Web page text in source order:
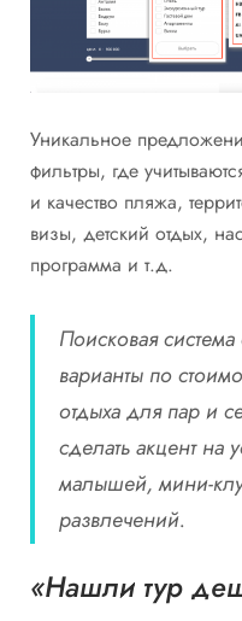
Уникальное
фильтры, где
и качество пляжа,
визы, детский отдых,
программа и т.д.
Поисковая
варианты по
отдыха для пар и
сделать акцент на
малышей, мини-
развлечений.
«Нашли тур